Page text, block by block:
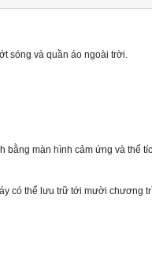
sóng và quần áo ngoài trời.
bằng màn hình cảm ứng và thể
có thể lưu trữ tới mười chương